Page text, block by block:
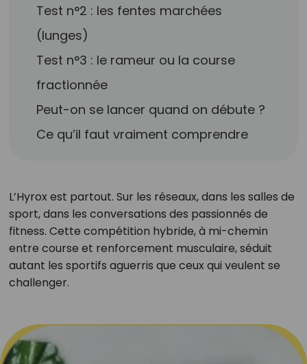
Test n°2 : les fentes marchées
(lunges)
Test n°3 : le rameur ou la course
fractionnée
Peut-on se lancer quand on débute ?
Ce qu’il faut vraiment comprendre
L’Hyrox est partout. Sur les réseaux, dans les salles de
sport, dans les conversations des passionnés de
fitness. Cette compétition hybride, à mi-chemin
entre course et renforcement musculaire, séduit
autant les sportifs aguerris que ceux qui veulent se
challenger.